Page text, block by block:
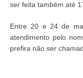
ser feita também até
Entre 20 e 24 de
atendimento pelo
prefira não ser